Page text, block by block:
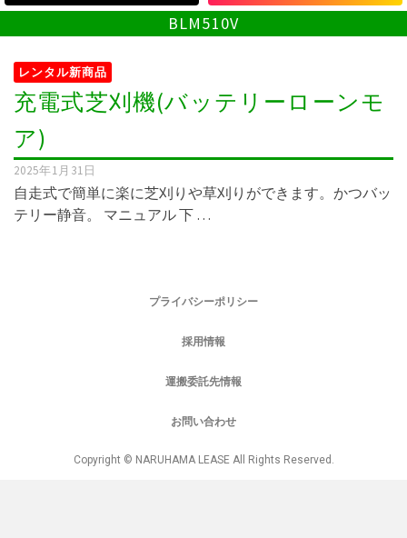
BLM510V
レンタル新商品
充電式芝刈機(バッテリーローンモ
ア)
2025年1月31日
自走式で簡単に楽に芝刈りや草刈りができます。かつバッ
テリー静音。 マニュアル 下 …
プライバシーポリシー
採用情報
運搬委託先情報
お問い合わせ
Copyright © NARUHAMA LEASE All Rights Reserved.